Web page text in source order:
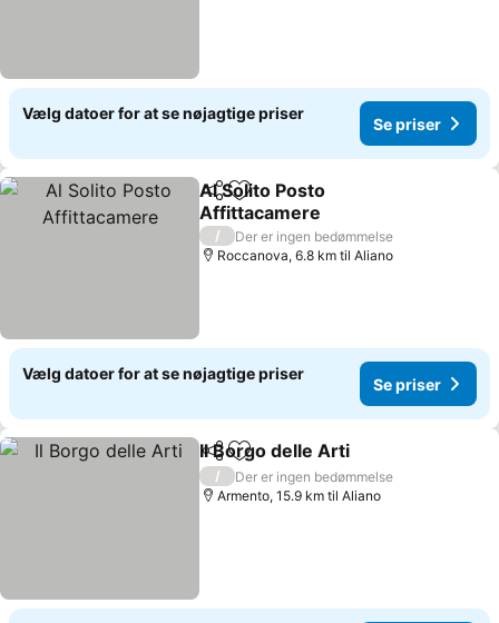
Vælg datoer for at se nøjagtige priser
Se priser
Del Føj til favoritter
Al Solito Posto
Affittacamere
Se priser
/
Der er ingen bedømmelse
Roccanova, 6.8 km til Aliano
Vælg datoer for at se nøjagtige priser
Se priser
Del Føj til favoritter
Il Borgo delle Arti
/
Der er ingen bedømmelse
Armento, 15.9 km til Aliano